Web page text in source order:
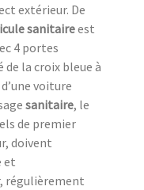
extérieur. De
sanitaireest
4 portes
la croix bleue à
voiture
sanitaire, le
de premier
doivent
et
régulièrement